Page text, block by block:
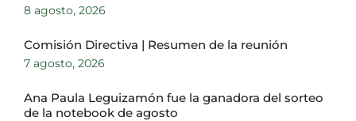
8 agosto, 2026
Comisión Directiva | Resumen de la reunión
7 agosto, 2026
Ana Paula Leguizamón fue la ganadora del sorteo
de la notebook de agosto